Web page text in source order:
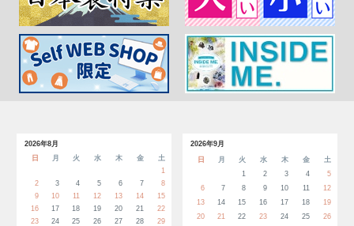
2026年8月
日
月 火 水 木 金
土
1
2
3 4 5 6 7
8
9
10 11 12 13 14
15
16
17 18 19 20 21
22
23
24 25 26 27 28
29
2026年9月
日
月 火 水 木 金
土
1
2 3 4
5
6
7 8 9 10 11
12
13
14 15 16 17 18
19
20
21 22 23 24 25
26